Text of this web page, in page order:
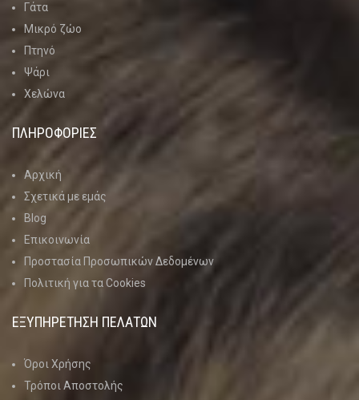
Γάτα
Μικρό ζώο
Πτηνό
Ψάρι
Χελώνα
ΠΛΗΡΟΦΟΡΙΕΣ
Αρχική
Σχετικά με εμάς
Blog
Επικοινωνία
Προστασία Προσωπικών Δεδομένων
Πολιτική για τα Cookies
ΕΞΥΠΗΡΕΤΗΣΗ ΠΕΛΑΤΩΝ
Όροι Χρήσης
Τρόποι Αποστολής